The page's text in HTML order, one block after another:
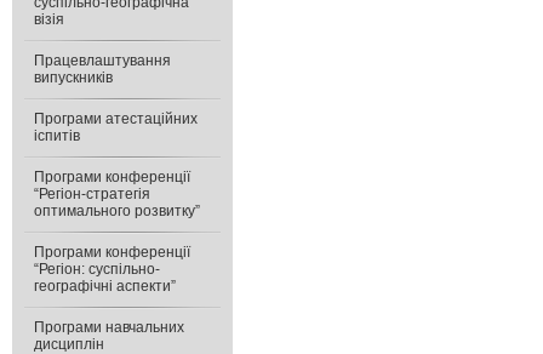
візія
Працевлаштування
випускників
Програми атестаційних
іспитів
Програми конференції
“Регіон-стратегія
оптимального розвитку”
Програми конференції
“Регіон: суспільно-
географічні аспекти”
Програми навчальних
дисциплін